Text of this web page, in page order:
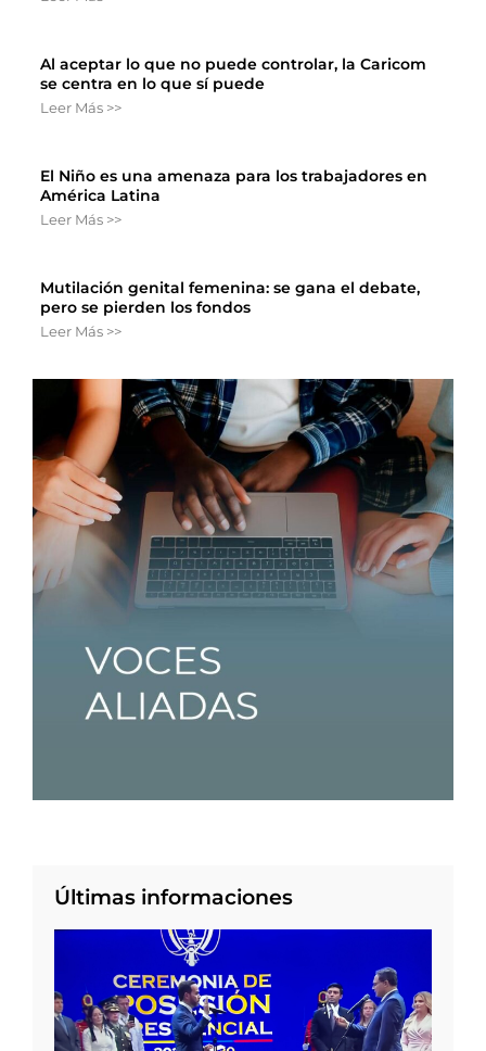
Al aceptar lo que no puede controlar, la Caricom
se centra en lo que sí puede
Leer Más >>
El Niño es una amenaza para los trabajadores en
América Latina
Leer Más >>
Mutilación genital femenina: se gana el debate,
pero se pierden los fondos
Leer Más >>
Últimas informaciones